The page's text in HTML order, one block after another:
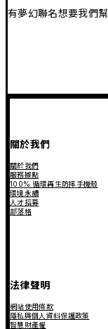
有夢幻聯名想要我們
關於我們
關於我們
服務據點
100% 循環再生防摔手機殼
環境永續
人才招募
部落格
法律聲明
網站使用條款
隱私與個人資料保護政策
智慧財產權